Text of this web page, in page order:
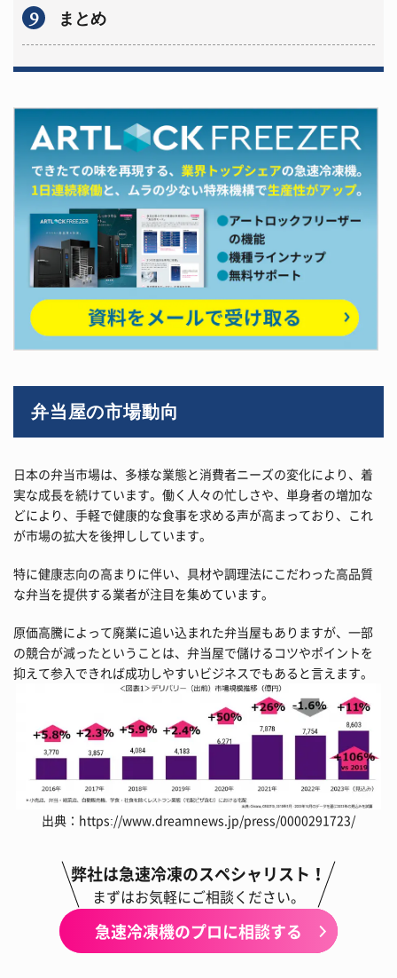
9 まとめ
弁当屋の市場動向
日本の弁当市場は、多様な業態と消費者ニーズの変化により、着
実な成長を続けています。働く人々の忙しさや、単身者の増加な
どにより、手軽で健康的な食事を求める声が高まっており、これ
が市場の拡大を後押ししています。
特に健康志向の高まりに伴い、具材や調理法にこだわった高品質
な弁当を提供する業者が注目を集めています。
原価高騰によって廃業に追い込まれた弁当屋もありますが、一部
の競合が減ったということは、弁当屋で儲けるコツやポイントを
抑えて参入できれば成功しやすいビジネスでもあると言えます。
出典： https://www.dreamnews.jp/press/0000291723/
弊社は急速冷凍のスペシャリスト！
まずはお気軽にご相談ください。
急速冷凍機のプロに相談する